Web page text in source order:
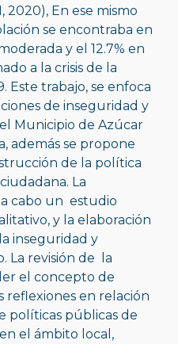
2020), En ese mismo
se encontraba en
y el 12.7% en
a la crisis de la
Este trabajo, se enfoca
de inseguridad y
Municipio de Azúcar
además se propone
de la política
La
cabo un  estudio
y la elaboración
inseguridad y
La revisión de  la
el concepto de
reflexiones en relación
políticas públicas de
el ámbito local,